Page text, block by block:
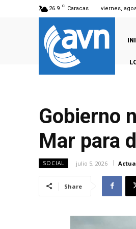
26.9 C Caracas viernes,
Gobierno
Mar para
SOCIAL julio 5, 2026
Share